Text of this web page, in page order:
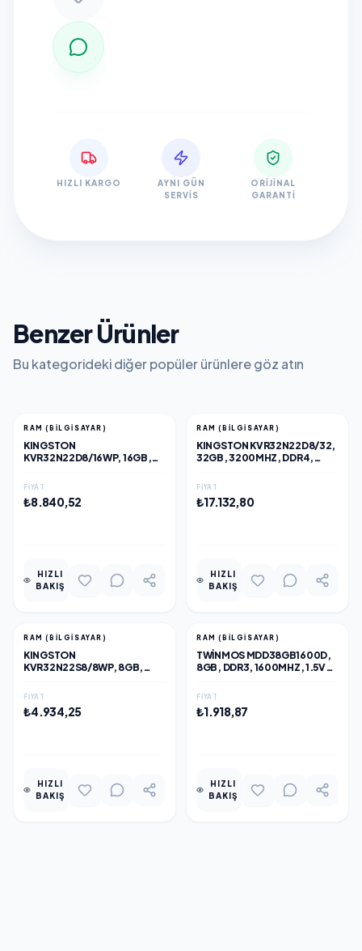
HIZLI KARGO
AYNI GÜN
SERVIS
ORIJINAL
GARANTI
Benzer Ürünler
Bu kategorideki diğer popüler ürünlere göz atın
RAM (BILGISAYAR)
KINGSTON
KVR32N22D8/16WP, 16GB,
DESKTOP RAM
FIYAT
₺8.840,52
HIZLI
BAKIŞ
RAM (BILGISAYAR)
KINGSTON KVR32N22D8/32,
32GB, 3200MHZ, DDR4,
FIYAT
₺17.132,80
HIZLI
BAKIŞ
RAM (BILGISAYAR)
KINGSTON
KVR32N22S8/8WP, 8GB,
DESKTOP RAM
FIYAT
₺4.934,25
HIZLI
BAKIŞ
RAM (BILGISAYAR)
TWINMOS MDD38GB1600D,
8GB, DDR3, 1600MHZ, 1.5V
FIYAT
₺1.918,87
HIZLI
BAKIŞ